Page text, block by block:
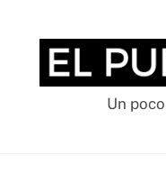
content
Un